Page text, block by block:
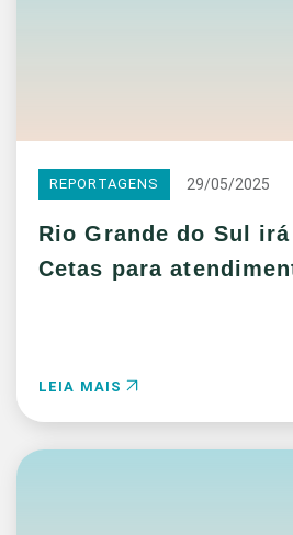
REPORTAGENS 29/05/2025
Rio Grande do Sul
Cetas para
LEIA MAIS